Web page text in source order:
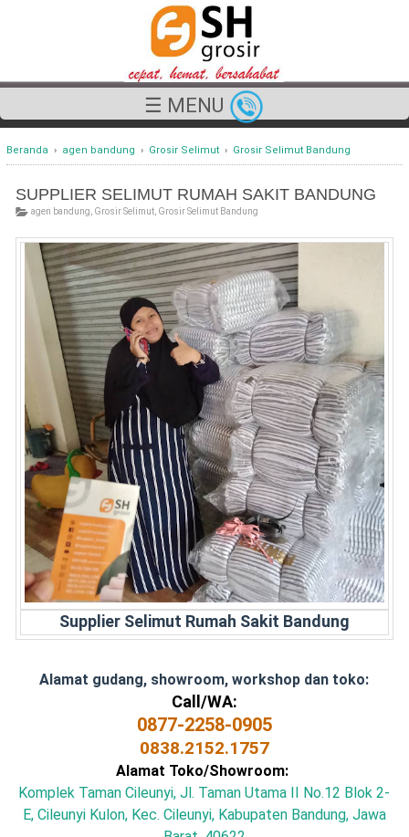
☰ MENU
Beranda › agen bandung › Grosir Selimut › Grosir Selimut Bandung
SUPPLIER SELIMUT RUMAH SAKIT BANDUNG
agen bandung Grosir Selimut, Grosir Selimut Bandung
Supplier Selimut Rumah Sakit Bandung
Alamat gudang, showroom, workshop dan toko:
Call/WA:
0877-2258-0905
0838.2152.1757
Alamat Toko/Showroom:
Komplek Taman Cileunyi, Jl. Taman Utama II No.12 Blok 2-
E, Cileunyi Kulon, Kec. Cileunyi, Kabupaten Bandung, Jawa